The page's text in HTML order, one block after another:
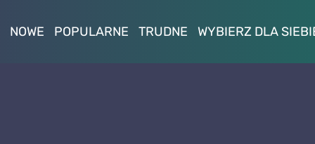
NOWE POPULARNE TRUDNE WYBIERZ DLA